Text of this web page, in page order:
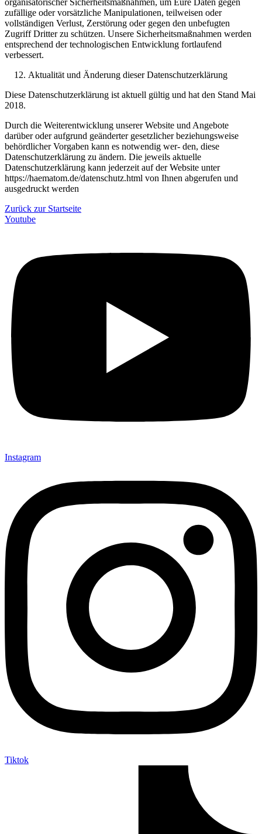
zufällige oder vorsätzliche Manipulationen, teilweisen oder
vollständigen Verlust, Zerstörung oder gegen den unbefugten
Zugriff Dritter zu schützen. Unsere Sicherheitsmaßnahmen werden
entsprechend der technologischen Entwicklung fortlaufend
verbessert.
Aktualität und Änderung dieser Datenschutzerklärung
Diese Datenschutzerklärung ist aktuell gültig und hat den Stand Mai
2018.
Durch die Weiterentwicklung unserer Website und Angebote
darüber oder aufgrund geänderter gesetzlicher beziehungsweise
behördlicher Vorgaben kann es notwendig wer- den, diese
Datenschutzerklärung zu ändern. Die jeweils aktuelle
Datenschutzerklärung kann jederzeit auf der Website unter
https://haematom.de/datenschutz.html von Ihnen abgerufen und
ausgedruckt werden
Zurück zur Startseite
Youtube
Instagram
Tiktok